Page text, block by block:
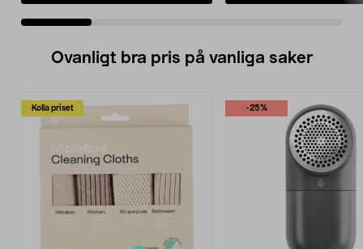
Ovanligt bra pris på vanliga saker
Kolla priset -25%